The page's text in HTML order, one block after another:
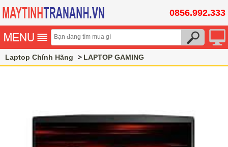
0856.992.333
Laptop Chính Hãng LAPTOP GAMING